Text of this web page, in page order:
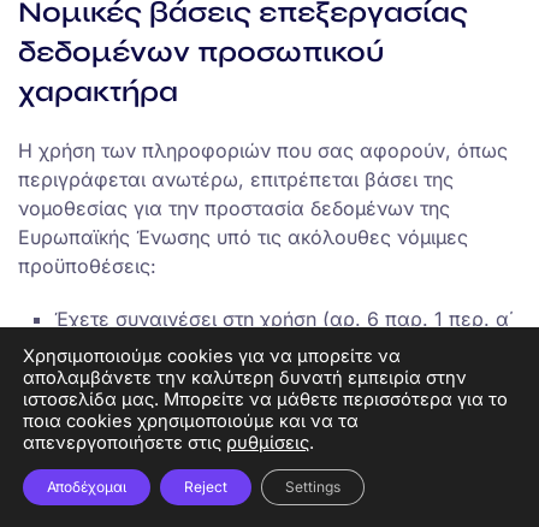
Νομικές βάσεις επεξεργασίας
δεδομένων προσωπικού
χαρακτήρα
Η χρήση των πληροφοριών που σας αφορούν, όπως
περιγράφεται ανωτέρω, επιτρέπεται βάσει της
νομοθεσίας για την προστασία δεδομένων της
Ευρωπαϊκής Ένωσης υπό τις ακόλουθες νόμιμες
προϋποθέσεις:
Έχετε συναινέσει στη χρήση (αρ. 6 παρ. 1 περ. α΄
ΓΚΠΔ). Θα σας δοθεί έντυπο συναίνεσης σε
σχέση με οποιαδήποτε τέτοια χρήση και σκοπό
επεξεργασίας και μπορείτε να ανακαλέσετε τη
συναίνεσή σας ή να ζητήσετε τη διαγραφή των
στοιχείων σας).
Όταν είναι απαραίτητη για τη σύναψη ή την
Χρησιμοποιούμε cookies για να μπορείτε να
απολαμβάνετε την καλύτερη δυνατή εμπειρία στην
ιστοσελίδα μας. Μπορείτε να μάθετε περισσότερα για το
ποια cookies χρησιμοποιούμε και να τα
απενεργοποιήσετε στις ρυθμίσεις.
Αποδέχομαι Reject Settings